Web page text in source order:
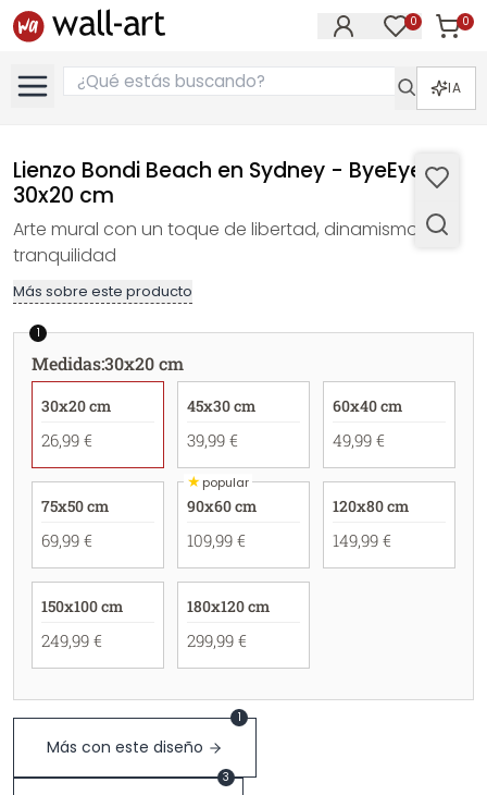
0 0
IA
Lienzo Bondi Beach en Sydney - ByeEye -
30x20 cm
Arte mural con un toque de libertad, dinamismo y
tranquilidad
Más sobre este producto
1
Medidas:30x20 cm
30x20 cm
26,99 €
45x30 cm
39,99 €
60x40 cm
49,99 €
75x50 cm
69,99 €
★popular
90x60 cm
109,99 €
120x80 cm
149,99 €
150x100 cm
249,99 €
180x120 cm
299,99 €
Más con este diseño
1
3